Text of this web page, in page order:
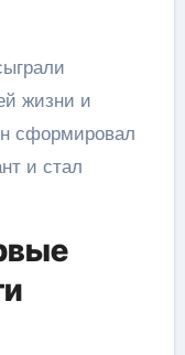
жизни и
сформировал
и стал